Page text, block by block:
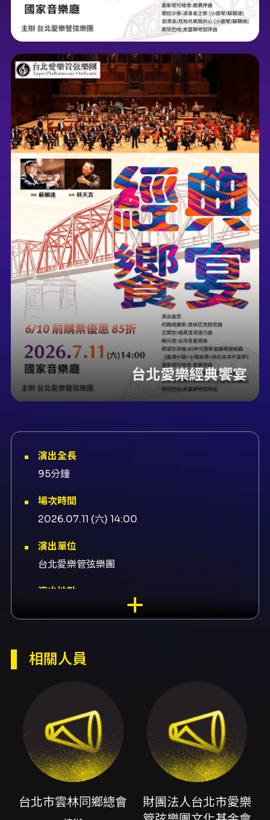
台北愛樂經典饗宴
演出全長
95分鐘
場次時間
2026.07.11 (六) 14:00
演出單位
台北愛樂管弦樂團
演出地點
國家兩廳院-國家音樂廳 臺北市中正區中山南路
演出團隊
業儲蓄銀行文教基金會、贊助財團法人永大文教
公益基金會、指揮林天吉、小提琴獨奏蘇顯達、
導聆余濟倫
內容簡介
鳴」為核心理念，透過精選的交響化經典曲目與
兼具親和力的節目編排，旨在拉近古典音樂與廣
相關人員
台北市雲林同鄉總會
財團法人台北市愛樂